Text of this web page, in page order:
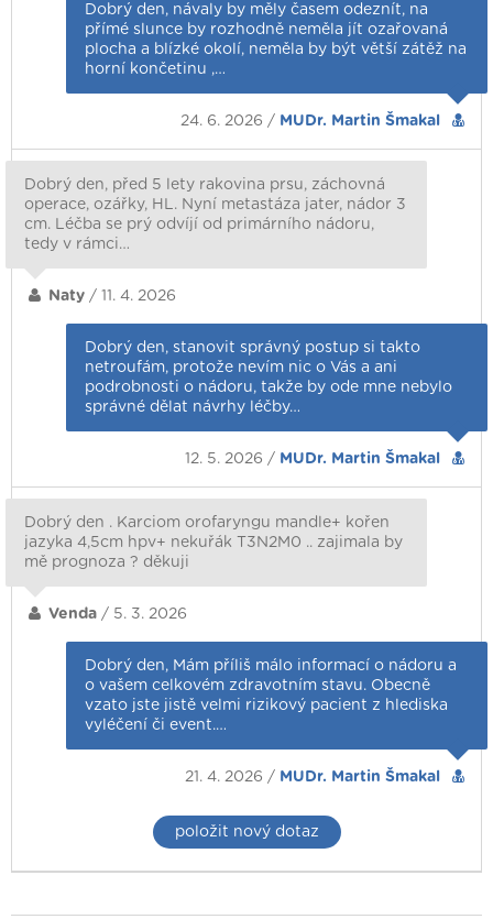
Dobrý den, návaly by měly časem odeznít, na
přímé slunce by rozhodně neměla jít ozařovaná
plocha a blízké okolí, neměla by být větší zátěž na
horní končetinu ,…
24. 6. 2026 / MUDr. Martin Šmakal
Dobrý den, před 5 lety rakovina prsu, záchovná
operace, ozářky, HL. Nyní metastáza jater, nádor 3
cm. Léčba se prý odvíjí od primárního nádoru,
tedy v rámci…
Naty / 11. 4. 2026
Dobrý den, stanovit správný postup si takto
netroufám, protože nevím nic o Vás a ani
podrobnosti o nádoru, takže by ode mne nebylo
správné dělat návrhy léčby…
12. 5. 2026 / MUDr. Martin Šmakal
Dobrý den . Karciom orofaryngu mandle+ kořen
jazyka 4,5cm hpv+ nekuřák T3N2M0 .. zajimala by
mě prognoza ? děkuji
Venda / 5. 3. 2026
Dobrý den, Mám příliš málo informací o nádoru a
o vašem celkovém zdravotním stavu. Obecně
vzato jste jistě velmi rizikový pacient z hlediska
vyléčení či event.…
21. 4. 2026 / MUDr. Martin Šmakal
položit nový dotaz